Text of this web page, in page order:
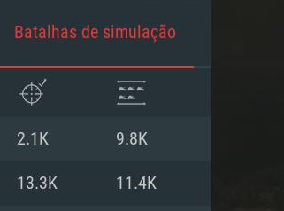
Batalhas de simulação
2.1K 9.8K
13.3K 11.4K